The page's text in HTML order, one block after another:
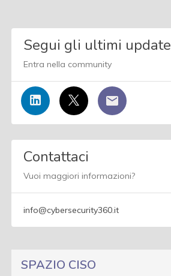
Segui gli ultimi update
Entra nella community
Contattaci
Vuoi maggiori informazioni?
info@cybersecurity360.it
SPAZIO CISO